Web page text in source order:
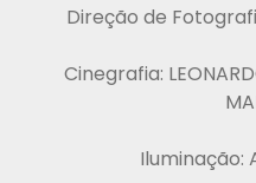
Direção de
Cinegrafia:
Iluminação: